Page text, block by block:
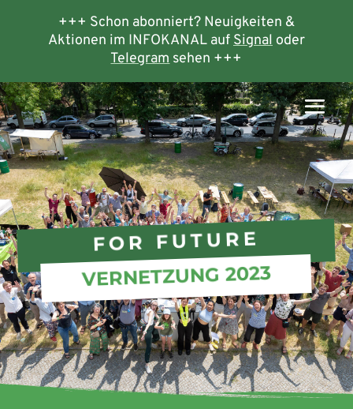
+++ Schon abonniert? Neuigkeiten &
Aktionen im INFOKANAL aufSignaloder
Telegramsehen +++
FOR FUTURE
VERNETZUNG 2023